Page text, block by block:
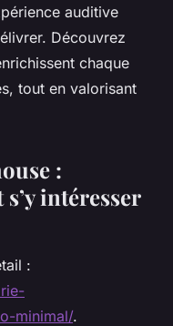
auditive
Découvrez
chaque
tout en valorisant
:
intéresser
:
minimal/.